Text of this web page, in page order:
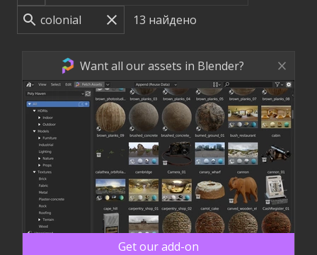
13 найдено
Want all our assets in Blender?
Get our add-on